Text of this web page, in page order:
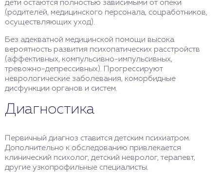
дети остаются полностью зависимыми от опеки
(родителей, медицинского персонала, соцработников,
осуществляющих уход).
Без адекватной медицинской помощи высока
вероятность развития психопатических расстройств
(аффективных, компульсивно-импульсивных,
тревожно-депрессивных). Прогрессируют
неврологические заболевания, коморбидные
дисфункции органов и систем.
Диагностика
Первичный диагноз ставится детским психиатром.
Дополнительно к обследованию привлекается
клинический психолог, детский невролог, терапевт,
другие узкопрофильные специалисты.